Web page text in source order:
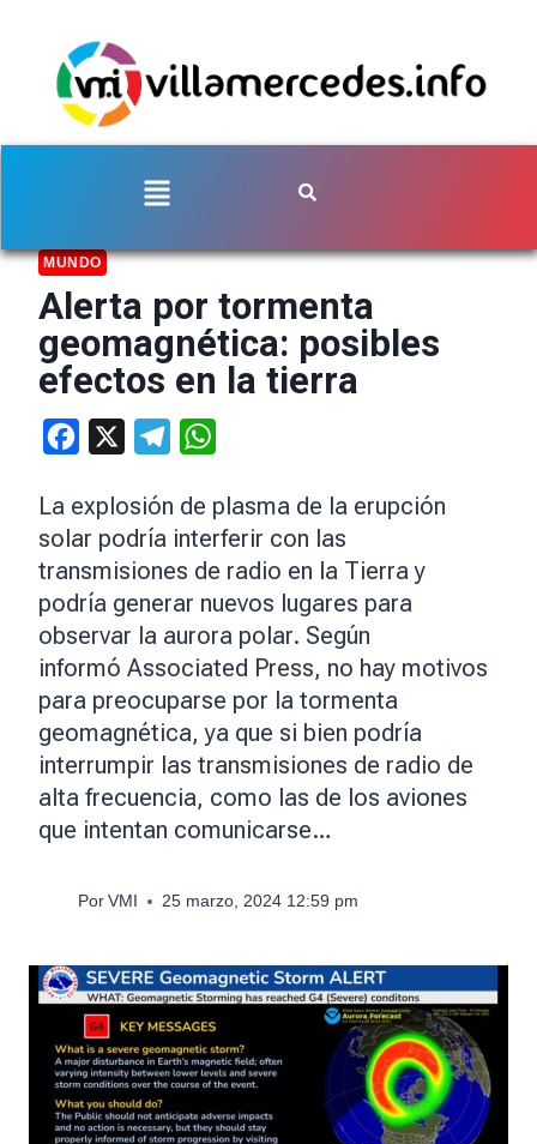
MUNDO
Alerta por tormenta
geomagnética: posibles
efectos en la tierra
Facebook Telegram
La explosión de plasma de la erupción
solar podría interferir con las
transmisiones de radio en la Tierra y
podría generar nuevos lugares para
observar la aurora polar. Según
informó Associated Press, no hay motivos
para preocuparse por la tormenta
geomagnética, ya que si bien podría
interrumpir las transmisiones de radio de
alta frecuencia, como las de los aviones
que intentan comunicarse…
Por VMI 25 marzo, 2024 12:59 pm